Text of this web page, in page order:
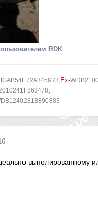
RDK
Ex-
выполированному